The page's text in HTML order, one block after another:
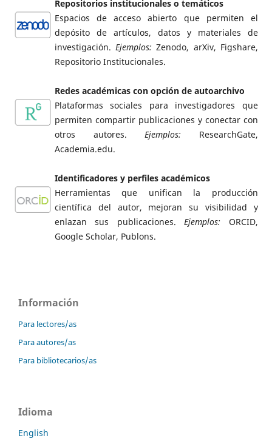
Repositorios institucionales o temáticos
Espacios de acceso abierto que permiten el
depósito de artículos, datos y materiales de
investigación.Ejemplos: Zenodo, arXiv, Figshare,
Repositorio Institucionales.
Redes académicas con opción de autoarchivo
Plataformas sociales para investigadores que
permiten compartir publicaciones y conectar con
otros autores.Ejemplos: ResearchGate,
Academia.edu.
Identificadores y perfiles académicos
Herramientas que unifican la producción
científica del autor, mejoran su visibilidad y
enlazan sus publicaciones.Ejemplos: ORCID,
Google Scholar, Publons.
Información
Para lectores/as
Para autores/as
Para bibliotecarios/as
Idioma
English